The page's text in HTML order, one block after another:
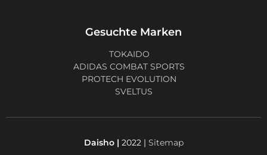
Gesuchte Marken
TOKAIDO
ADIDAS COMBAT SPORTS
PROTECH EVOLUTION
SVELTUS
Daisho | 2022 | Sitemap